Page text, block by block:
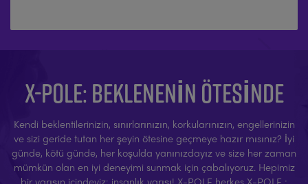
X-POLE: BEKLENENIN ÖTESINDE
Kendi beklentilerinizin, sınırlarınızın, korkularınızın, engellerinizin
ve sizi geride tutan her şeyin ötesine geçmeye hazır mısınız? İyi
günde, kötü günde, her koşulda yanınızdayız ve size her zaman
mümkün olan en iyi deneyimi sunmak için çabalıyoruz. Hepimiz